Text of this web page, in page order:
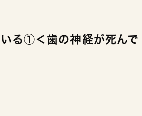
る①＜歯の神経が死んで